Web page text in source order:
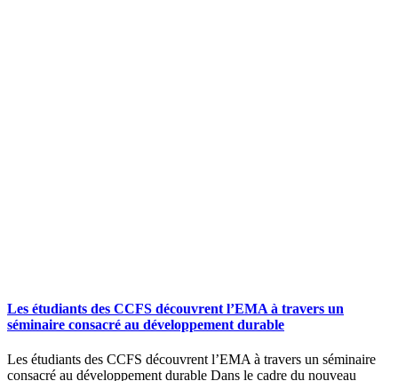
Les étudiants des CCFS découvrent l’EMA à travers un
séminaire consacré au développement durable
Les étudiants des CCFS découvrent l’EMA à travers un séminaire
consacré au développement durable Dans le cadre du nouveau